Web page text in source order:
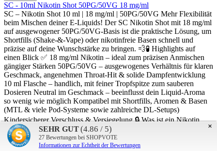
SC - 10ml Nikotin Shot 50PG/50VG 18 mg/ml
SC – Nikotin Shot 10 ml | 18 mg/ml | 50PG/50VG Mehr Flexibilität
beim Mischen deiner E-Liquids! Der SC Nikotin Shot mit 18 mg/ml
auf ausgewogener 50PG/50VG-Basis ist die praktische Lösung, um
Shortfills (Shake-&-Vape) oder nikotinfreie Basen schnell und
präzise auf deine Wunschstärke zu bringen. 💨🧪 Highlights auf
einen Blick ✅ 18 mg/ml Nikotin – ideal zum präzisen Anmischen
gängiger Stärken 50PG/50VG – ausgewogenes Verhältnis für klaren
Geschmack, angenehmen Throat-Hit & solide Dampfentwicklung
10 ml Flasche – handlich, mit feiner Tropfspitze zum sauberen
Dosieren Neutral im Geschmack – beeinflusst dein Liquid-Aroma
so wenig wie möglich Kompatibel mit Shortfills, Aromen & Basen
(MTL & viele Pod-Systeme sowie zahlreiche DL-Setups)
Kindersicherer Verschluss & Versiegelung 🔒 Was ist ein Nikotin
Shot? Ein Nikotin Shot ist eine vordosierte Nikotin-Basis (hier 18
mg/ml) in 10 ml, die ohne eigenes Abwiegen zu Shortfills oder
Basen gegeben wird. So erreichst du schnell die gewünschte
×
SEHR GUT(4.86 / 5)
27 Bewertungen bei SHOPVOTE
Informationen zur Echtheit der Bewertungen